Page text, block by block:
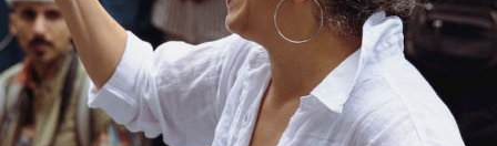
Infos visiteurs
AB ❤ you